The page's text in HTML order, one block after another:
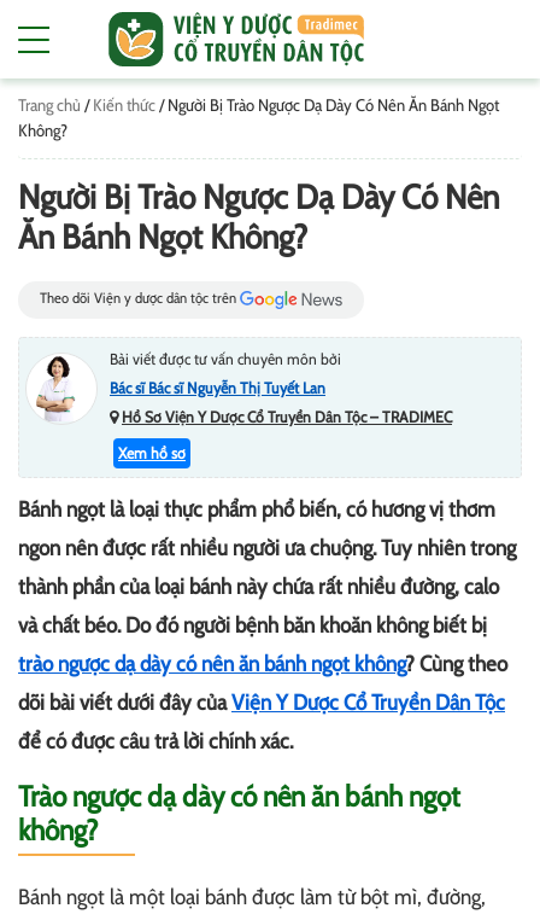
Trang chủ /Kiến thức/Người Bị Trào Ngược Dạ Dày Có Nên Ăn Bánh Ngọt
Không?
Người Bị Trào Ngược Dạ Dày Có Nên
Ăn Bánh Ngọt Không?
Theo dõi Viện y dược dân tộc trên
Bài viết được tư vấn chuyên môn bởi
Bác sĩ Bác sĩ Nguyễn Thị Tuyết Lan
Hồ Sơ Viện Y Dược Cổ Truyền Dân Tộc – TRADIMEC
Xem hồ sơ
Bánh ngọt là loại thực phẩm phổ biến, có hương vị thơm
ngon nên được rất nhiều người ưa chuộng. Tuy nhiên trong
thành phần của loại bánh này chứa rất nhiều đường, calo
và chất béo. Do đó người bệnh băn khoăn không biết bị
trào ngược dạ dày có nên ăn bánh ngọt không? Cùng theo
dõi bài viết dưới đây củaViện Y Dược Cổ Truyền Dân Tộc
để có được câu trả lời chính xác.
Trào ngược dạ dày có nên ăn bánh ngọt
không?
Bánh ngọt là một loại bánh được làm từ bột mì, đường,